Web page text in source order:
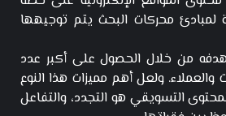
محركات البحث يتم توجيهها
من خلال الحصول على أكبر عدد
والعملاء. ولعلأهم مميزات هذا النوع
التسويقي هو التجدد، والتفاعل